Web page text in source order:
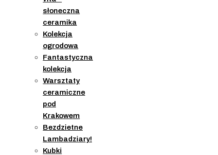
słoneczna
ceramika
Kolekcja
ogrodowa
Fantastyczna
kolekcja
Warsztaty
ceramiczne
pod
Krakowem
Bezdzietne
Lambadziary!
Kubki